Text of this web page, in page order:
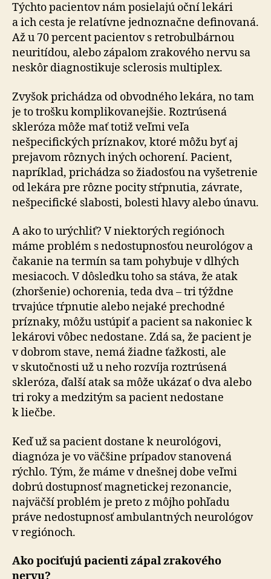
Týchto pacientov nám posielajú oční lekári
a ich cesta je relatívne jednoznačne definovaná.
Až u 70 percent pacientov s retrobulbárnou
neuritídou, alebo zápalom zrakového nervu sa
neskôr diagnostikuje sclerosis multiplex.
Zvyšok prichádza od obvodného lekára, no tam
je to trošku komplikovanejšie. Roztrúsená
skleróza môže mať totiž veľmi veľa
nešpecifických príznakov, ktoré môžu byť aj
prejavom rôznych iných ochorení. Pacient,
napríklad, prichádza so žiadosťou na vyšetrenie
od lekára pre rôzne pocity stŕpnutia, závrate,
nešpecifické slabosti, bolesti hlavy alebo únavu.
A ako to urýchliť? V niektorých regiónoch
máme problém s nedostupnosťou neurológov a
čakanie na termín sa tam pohybuje v dlhých
mesiacoch. V dôsledku toho sa stáva, že atak
(zhoršenie) ochorenia, teda dva – tri týždne
trvajúce tŕpnutie alebo nejaké prechodné
príznaky, môžu ustúpiť a pacient sa nakoniec k
lekárovi vôbec nedostane. Zdá sa, že pacient je
v dobrom stave, nemá žiadne ťažkosti, ale
v skutočnosti už u neho rozvíja roztrúsená
skleróza, ďalší atak sa môže ukázať o dva alebo
tri roky a medzitým sa pacient nedostane
k liečbe.
Keď už sa pacient dostane k neurológovi,
diagnóza je vo väčšine prípadov stanovená
rýchlo. Tým, že máme v dnešnej dobe veľmi
dobrú dostupnosť magnetickej rezonancie,
najväčší problém je preto z môjho pohľadu
práve nedostupnosť ambulantných neurológov
v regiónoch.
Ako pociťujú pacienti zápal zrakového